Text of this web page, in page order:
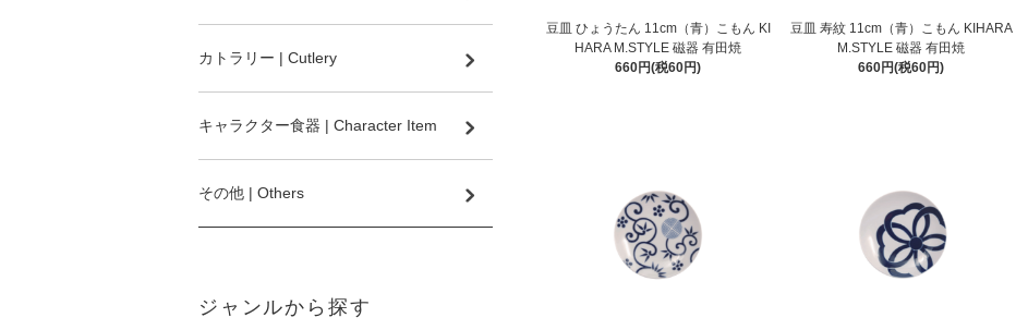
豆皿 ひょうたん 11cm（青）こもん KI
HARA M.STYLE 磁器 有田焼
660円(税60円)
豆皿 寿紋 11cm（青）こもん KIHARA
M.STYLE 磁器 有田焼
660円(税60円)
カトラリー | Cutlery
キャラクター食器 | Character Item
その他 | Others
ジャンルから探す